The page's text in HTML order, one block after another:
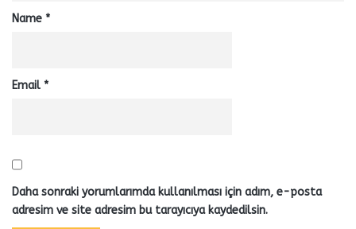
Name *
Email *
Daha sonraki yorumlarımda kullanılması için adım, e-posta
adresim ve site adresim bu tarayıcıya kaydedilsin.